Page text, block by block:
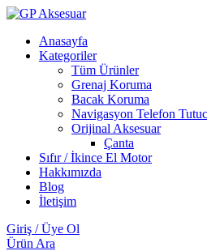
Anasayfa
Kategoriler
Tüm Ürünler
Grenaj Koruma
Bacak Koruma
Navigasyon Telefon
Orijinal Aksesuar
Çanta
Sıfır / İkince El Motor
Hakkımızda
Blog
İletişim
Giriş / Üye Ol
Ürün Ara